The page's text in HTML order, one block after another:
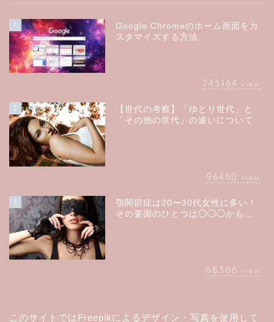
1
Google Chromeのホーム画面をカ
スタマイズする方法
243164 view
2
【世代の考察】「ゆとり世代」と
「その他の世代」の違いについて
96460 view
3
顎関節症は20〜30代女性に多い！
その要因のひとつは◯◯◯かも…
88386 view
このサイトではFreepikによるデザイン・写真を使用して